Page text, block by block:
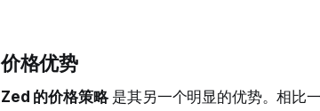
价格优势
Zed 的价格策略是其另一个明显的优势。相比